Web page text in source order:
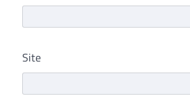
Site